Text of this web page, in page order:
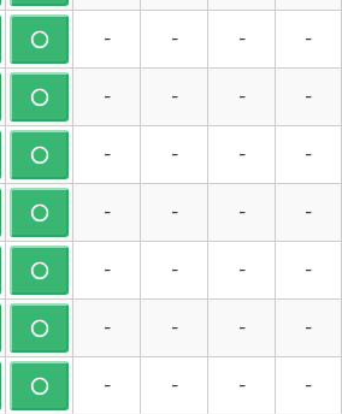
- - - -
- - - -
- - - -
- - - -
- - - -
- - - -
- - - -